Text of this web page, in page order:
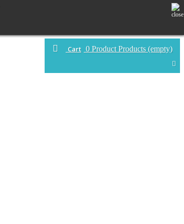
Cart 0 Product Products (empty)